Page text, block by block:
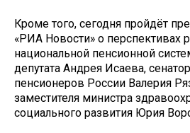
Кроме того, сегодня пройдёт
«РИА Новости» о перспективах
национальной пенсионной
депутата Андрея Исаева,
пенсионеров России Валерия
заместителя министра
социального развития Юрия